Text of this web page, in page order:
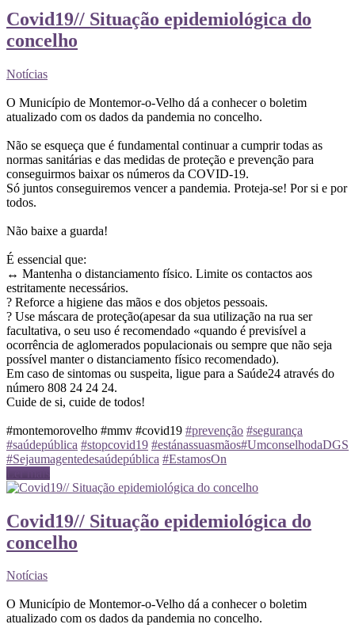
Covid19// Situação epidemiológica do
concelho
Notícias
O Município de Montemor-o-Velho dá a conhecer o boletim
atualizado com os dados da pandemia no concelho.
Não se esqueça que é fundamental continuar a cumprir todas as
normas sanitárias e das medidas de proteção e prevenção para
conseguirmos baixar os números da COVID-19.
Só juntos conseguiremos vencer a pandemia. Proteja-se! Por si e por
todos.
Não baixe a guarda!
É essencial que:
↔️ Mantenha o distanciamento físico. Limite os contactos aos
estritamente necessários.
? Reforce a higiene das mãos e dos objetos pessoais.
? Use máscara de proteção(apesar da sua utilização na rua ser
facultativa, o seu uso é recomendado «quando é previsível a
ocorrência de aglomerados populacionais ou sempre que não seja
possível manter o distanciamento físico recomendado).
Em caso de sintomas ou suspeita, ligue para a Saúde24 através do
número 808 24 24 24.
Cuide de si, cuide de todos!
#montemorovelho #mmv #covid19 #prevenção #segurança
#saúdepública #stopcovid19 #estánassuasmãos#UmconselhodaDGS
#Sejaumagentedesaúdepública #EstamosOn
Ler mais
Covid19// Situação epidemiológica do
concelho
Notícias
O Município de Montemor-o-Velho dá a conhecer o boletim
atualizado com os dados da pandemia no concelho.